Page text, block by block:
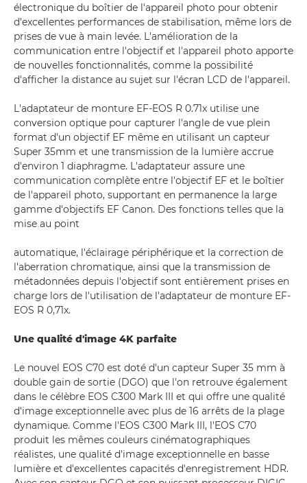
électronique du boîtier de l'appareil photo pour obtenir
d'excellentes performances de stabilisation, même lors de
prises de vue à main levée. L'amélioration de la
communication entre l'objectif et l'appareil photo apporte
de nouvelles fonctionnalités, comme la possibilité
d'afficher la distance au sujet sur l'écran LCD de l'appareil.
L'adaptateur de monture EF-EOS R 0.71x utilise une
conversion optique pour capturer l'angle de vue plein
format d'un objectif EF même en utilisant un capteur
Super 35mm et une transmission de la lumière accrue
d'environ 1 diaphragme. L'adaptateur assure une
communication complète entre l'objectif EF et le boîtier
de l'appareil photo, supportant en permanence la large
gamme d'objectifs EF Canon. Des fonctions telles que la
mise au point
automatique, l'éclairage périphérique et la correction de
l'aberration chromatique, ainsi que la transmission de
métadonnées depuis l'objectif sont entièrement prises en
charge lors de l'utilisation de l'adaptateur de monture EF-
EOS R 0,71x.
Une qualité d'image 4K parfaite
Le nouvel EOS C70 est doté d'un capteur Super 35 mm à
double gain de sortie (DGO) que l'on retrouve également
dans le célèbre EOS C300 Mark III et qui offre une qualité
d'image exceptionnelle avec plus de 16 arrêts de la plage
dynamique. Comme l'EOS C300 Mark III, l'EOS C70
produit les mêmes couleurs cinématographiques
réalistes, une qualité d'image exceptionnelle en basse
lumière et d'excellentes capacités d'enregistrement HDR.